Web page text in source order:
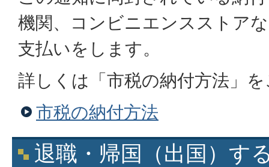
機関、コンビニエンスストア
支払いをします。
詳しくは「市税の納付方法」
市税の納付方法
退職・帰国（出国）す